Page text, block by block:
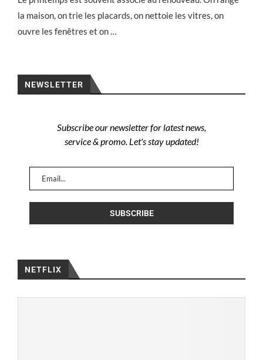
la maison, on trie les placards, on nettoie les vitres, on
ouvre les fenêtres et on …
NEWSLETTER
Subscribe our newsletter for latest news,
service & promo. Let's stay updated!
NETFLIX